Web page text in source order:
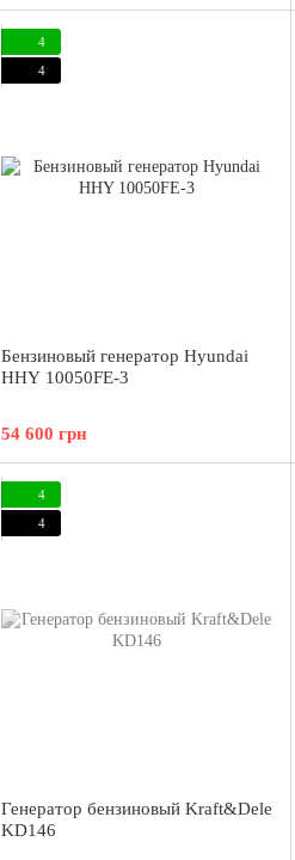
4
4
Бензиновый генератор Hyundai
HHY 10050FE-3
54 600 грн
4
4
Генератор бензиновый Kraft&Dele
KD146